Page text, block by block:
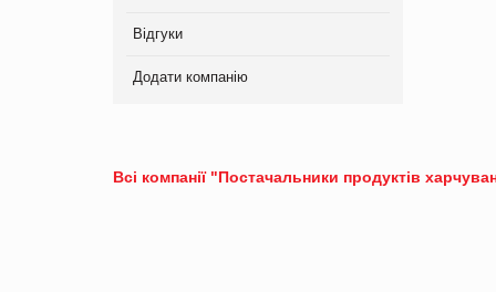
Відгуки
Додати компанію
Всі компанії "Постачальники продуктів